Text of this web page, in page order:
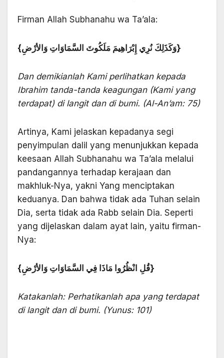
Firman Allah Subhanahu wa Ta’ala:
{وَكَذَلِكَ نُرِي إِبْرَاهِيمَ مَلَكُوتَ السَّمَاوَاتِ وَالأرْضِ}
Dan demikianlah Kami perlihatkan kepada
Ibrahim tanda-tanda keagungan (Kami yang
terdapat) di langit dan di bumi. (Al-An’am: 75)
Artinya, Kami jelaskan kepadanya segi
penyimpulan dalil yang menunjukkan kepada
keesaan Allah Subhanahu wa Ta’ala melalui
pandangannya terhadap kerajaan dan
makhluk-Nya, yakni Yang menciptakan
keduanya. Dan bahwa tidak ada Tuhan selain
Dia, serta tidak ada Rabb selain Dia. Seperti
yang dijelaskan dalam ayat lain, yaitu firman-
Nya:
{قُلِ انْظُرُوا مَاذَا فِي السَّمَاوَاتِ وَالأرْضِ}
Katakanlah: Perhatikanlah apa yang terdapat
di langit dan di bumi. (Yunus: 101)